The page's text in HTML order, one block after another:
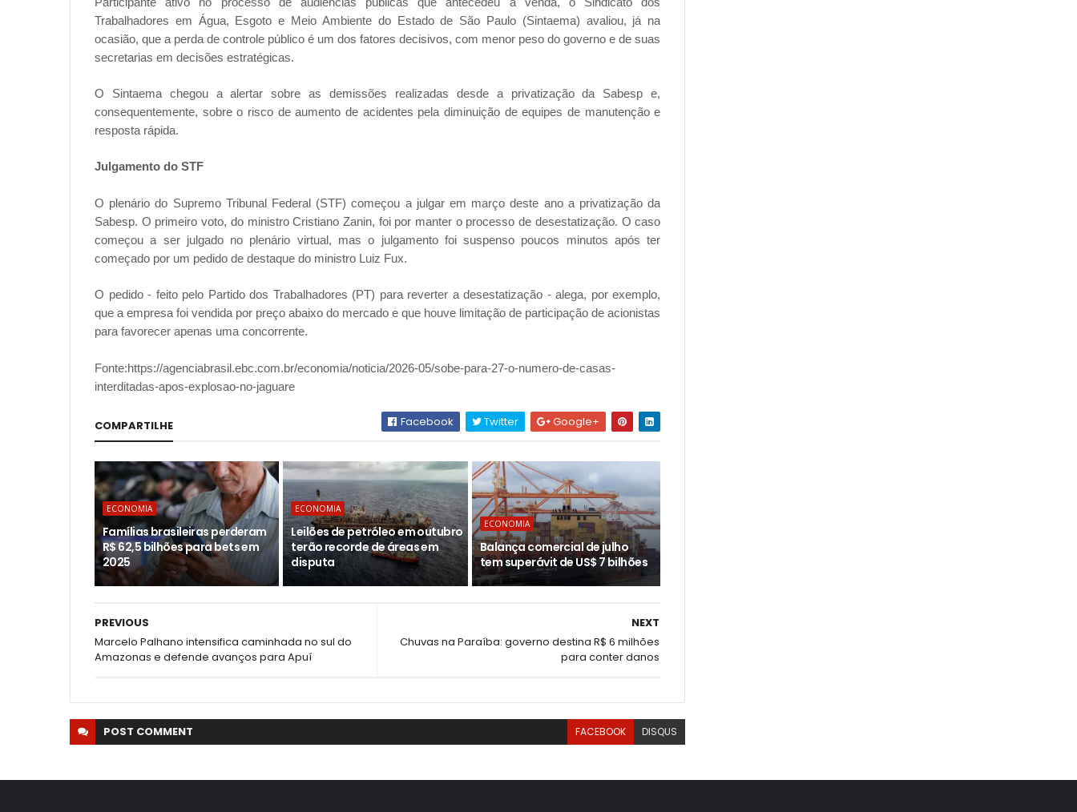
Trabalhadores em Água, Esgoto e Meio Ambiente do Estado de São Paulo (Sintaema) avaliou, já na
ocasião, que a perda de controle público é um dos fatores decisivos, com menor peso do governo e de suas
secretarias em decisões estratégicas.
O Sintaema chegou a alertar sobre as demissões realizadas desde a privatização da Sabesp e,
consequentemente, sobre o risco de aumento de acidentes pela diminuição de equipes de manutenção e
resposta rápida.
Julgamento do STF
O plenário do Supremo Tribunal Federal (STF) começou a julgar em março deste ano a privatização da
Sabesp. O primeiro voto, do ministro Cristiano Zanin, foi por manter o processo de desestatização. O caso
começou a ser julgado no plenário virtual, mas o julgamento foi suspenso poucos minutos após ter
começado por um pedido de destaque do ministro Luiz Fux.
O pedido - feito pelo Partido dos Trabalhadores (PT) para reverter a desestatização - alega, por exemplo,
que a empresa foi vendida por preço abaixo do mercado e que houve limitação de participação de acionistas
para favorecer apenas uma concorrente.
Fonte:https://agenciabrasil.ebc.com.br/economia/noticia/2026-05/sobe-para-27-o-numero-de-casas-
interditadas-apos-explosao-no-jaguare
COMPARTILHE Facebook Twitter Google+
ECONOMIA
Famílias brasileiras perderam
R$ 62,5 bilhões para bets em
2025
ECONOMIA
Leilões de petróleo em outubro
terão recorde de áreas em
disputa
ECONOMIA
Balança comercial de julho
tem superávit de US$ 7 bilhões
NEXT
Chuvas na Paraíba: governo destina R$ 6 milhões
para conter danos
PREVIOUS
Marcelo Palhano intensifica caminhada no sul do
Amazonas e defende avanços para Apuí
POST COMMENT FACEBOOK DISQUS